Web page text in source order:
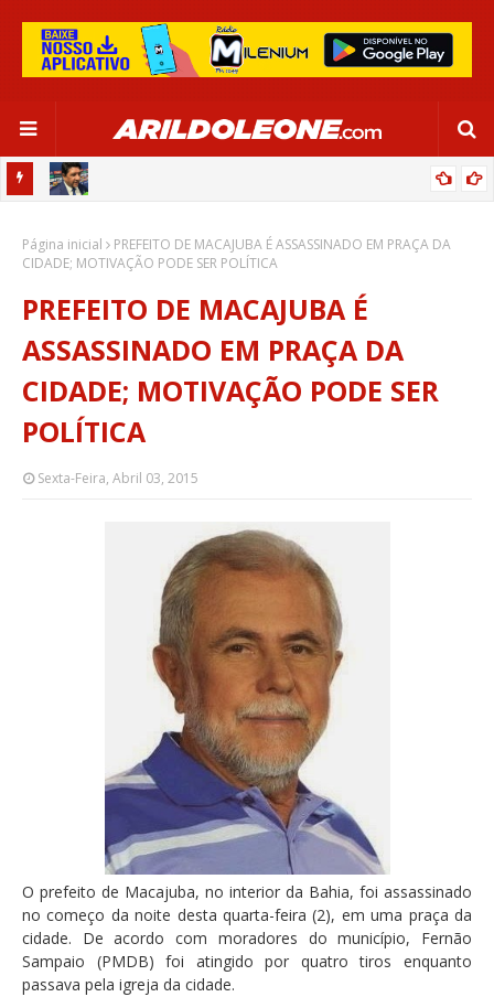
“SATISFAÇÃO MUITO GRANDE”
Página inicial
PREFEITO DE MACAJUBA É ASSASSINADO EM PRAÇA DA
CIDADE; MOTIVAÇÃO PODE SER POLÍTICA
PREFEITO DE MACAJUBA É
ASSASSINADO EM PRAÇA DA
CIDADE; MOTIVAÇÃO PODE SER
POLÍTICA
Sexta-Feira, Abril 03, 2015
O prefeito de Macajuba, no interior da Bahia, foi assassinado
no começo da noite desta quarta-feira (2), em uma praça da
cidade. De acordo com moradores do município, Fernão
Sampaio (PMDB) foi atingido por quatro tiros enquanto
passava pela igreja da cidade.